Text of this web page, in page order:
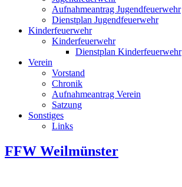
Aufnahmeantrag Jugendfeuerwehr
Dienstplan Jugendfeuerwehr
Kinderfeuerwehr
Kinderfeuerwehr
Dienstplan Kinderfeuerwehr
Verein
Vorstand
Chronik
Aufnahmeantrag Verein
Satzung
Sonstiges
Links
FFW Weilmünster